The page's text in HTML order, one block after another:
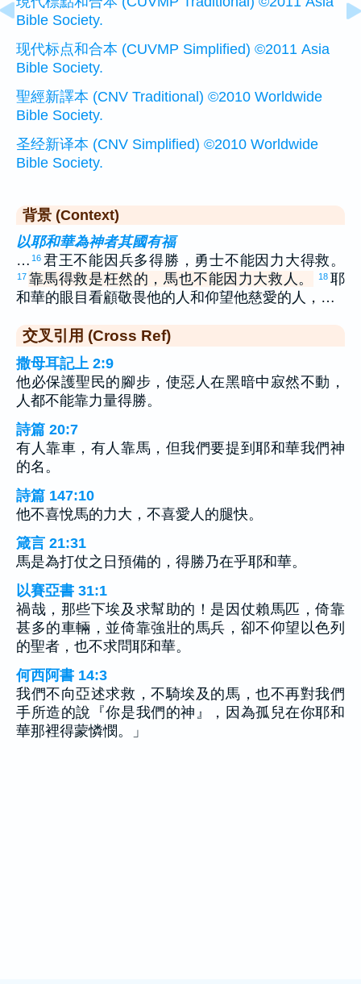
Bible Society.
现代标点和合本 (CUVMP Simplified) ©2011 Asia
Bible Society.
聖經新譯本 (CNV Traditional) ©2010 Worldwide
Bible Society.
圣经新译本 (CNV Simplified) ©2010 Worldwide
Bible Society.
背景 (Context)
以耶和華為神者其國有福
… 16 君王不能因兵多得勝，勇士不能因力大得救。
17 靠馬得救是枉然的，馬也不能因力大救人。 18 耶
和華的眼目看顧敬畏他的人和仰望他慈愛的人，…
交叉引用 (Cross Ref)
撒母耳記上 2:9
他必保護聖民的腳步，使惡人在黑暗中寂然不動，
人都不能靠力量得勝。
詩篇 20:7
有人靠車，有人靠馬，但我們要提到耶和華我們神
的名。
詩篇 147:10
他不喜悅馬的力大，不喜愛人的腿快。
箴言 21:31
馬是為打仗之日預備的，得勝乃在乎耶和華。
以賽亞書 31:1
禍哉，那些下埃及求幫助的！是因仗賴馬匹，倚靠
甚多的車輛，並倚靠強壯的馬兵，卻不仰望以色列
的聖者，也不求問耶和華。
何西阿書 14:3
我們不向亞述求救，不騎埃及的馬，也不再對我們
手所造的說『你是我們的神』，因為孤兒在你耶和
華那裡得蒙憐憫。」